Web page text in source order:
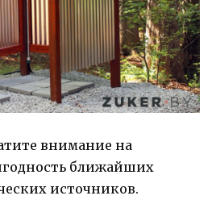
внимание на
ближайших
источников.